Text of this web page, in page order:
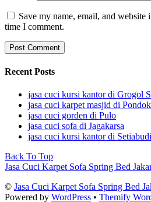
Save my name, email, and
time I comment.
Recent Posts
jasa cuci kursi kantor di Grogol
jasa cuci karpet masjid di
jasa cuci gorden di Pulo
jasa cuci sofa di Jagakarsa
jasa cuci kursi kantor di Setiabudi
Back To Top
Jasa Cuci Karpet Sofa Spring Bed
© Jasa Cuci Karpet Sofa Spring Bed
Powered by WordPress • Themify